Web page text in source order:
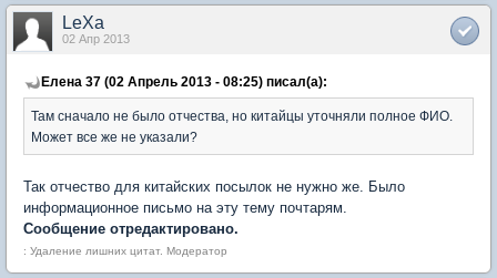
LeXa
02 Апр 2013
Елена 37 (02 Апрель 2013 - 08:25) писал(а):
Там сначало не было отчества, но китайцы уточняли полное ФИО.
Может все же не указали?
Так отчество для китайских посылок не нужно же. Было
информационное письмо на эту тему почтарям.
Сообщение отредактировано.
: Удаление лишних цитат. Модератор